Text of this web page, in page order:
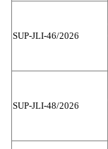
SUP-JLI-46/2026
SUP-JLI-48/2026